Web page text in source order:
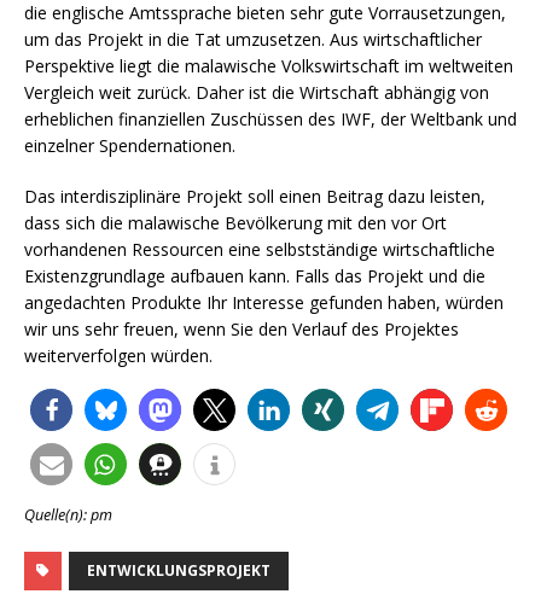
die englische Amtssprache bieten sehr gute Vorrausetzungen,
um das Projekt in die Tat umzusetzen. Aus wirtschaftlicher
Perspektive liegt die malawische Volkswirtschaft im weltweiten
Vergleich weit zurück. Daher ist die Wirtschaft abhängig von
erheblichen finanziellen Zuschüssen des IWF, der Weltbank und
einzelner Spendernationen.
Das interdisziplinäre Projekt soll einen Beitrag dazu leisten,
dass sich die malawische Bevölkerung mit den vor Ort
vorhandenen Ressourcen eine selbstständige wirtschaftliche
Existenzgrundlage aufbauen kann. Falls das Projekt und die
angedachten Produkte Ihr Interesse gefunden haben, würden
wir uns sehr freuen, wenn Sie den Verlauf des Projektes
weiterverfolgen würden.
Quelle(n): pm
ENTWICKLUNGSPROJEKT